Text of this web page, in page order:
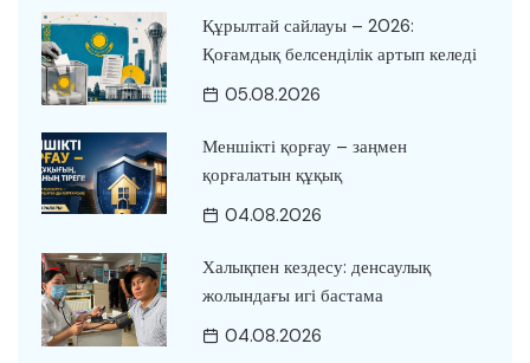
Құрылтай сайлауы – 2026:
Қоғамдық белсенділік артып келеді
05.08.2026
Меншікті қорғау – заңмен
қорғалатын құқық
04.08.2026
Халықпен кездесу: денсаулық
жолындағы игі бастама
04.08.2026